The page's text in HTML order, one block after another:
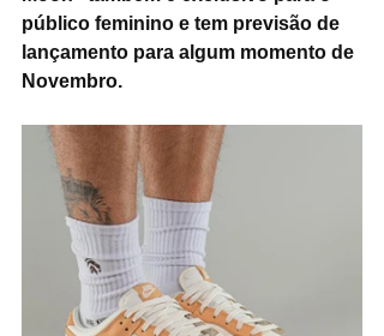
público feminino e tem previsão de
lançamento para algum momento de
Novembro.